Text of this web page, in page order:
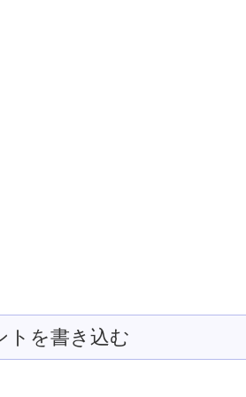
トを書き込む